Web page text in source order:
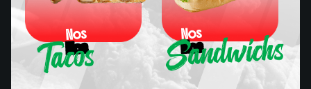
Nos
Nos
Tacos
Nos
Nos
Sandwichs